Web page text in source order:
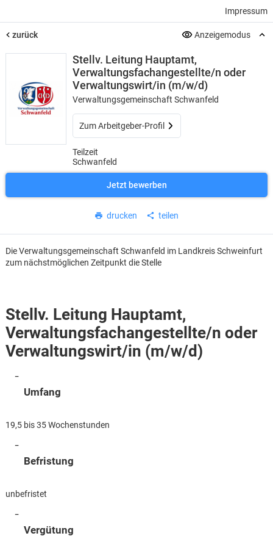
Impressum
zurück Anzeigemodus
Stellv. Leitung Hauptamt,
Verwaltungsfachangestellte/n oder
Verwaltungswirt/in (m/w/d)
Verwaltungsgemeinschaft Schwanfeld
Zum Arbeitgeber-Profil
Teilzeit
Schwanfeld
Jetzt bewerben
drucken teilen
Die Verwaltungsgemeinschaft Schwanfeld im Landkreis Schweinfurt
zum nächstmöglichen Zeitpunkt die Stelle
Stellv. Leitung Hauptamt,
Verwaltungsfachangestellte/n oder
Verwaltungswirt/in (m/w/d)
Umfang
19,5 bis 35 Wochenstunden
Befristung
unbefristet
Vergütung